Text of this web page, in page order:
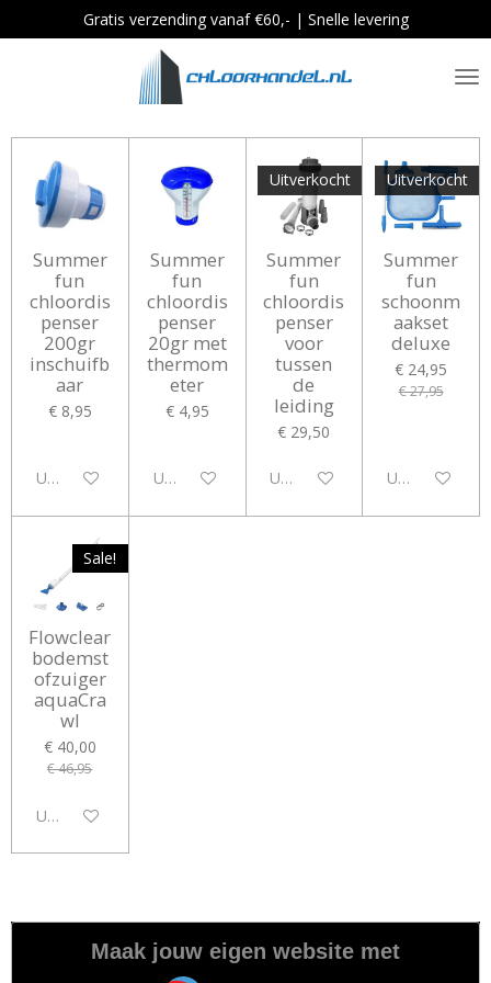
direct
Gratis verzending vanaf €60,- | Snelle levering
Summer
fun
chloordis
penser
200gr
inschuifb
aar
€ 8,95
Uitgeschakeld
Summer
fun
chloordis
penser
20gr met
thermom
eter
€ 4,95
Uitgeschakeld
Uitverkocht
Summer
fun
chloordis
penser
voor
tussen
de
leiding
€ 29,50
Uitgeschakeld
Uitverkocht
Summer
fun
schoonm
aakset
deluxe
€ 24,95
€ 27,95
Uitgeschakeld
Sale!
Flowclear
bodemst
ofzuiger
aquaCra
wl
€ 40,00
€ 46,95
Uitgeschakeld
Maak jouw eigen website met
JouwWeb